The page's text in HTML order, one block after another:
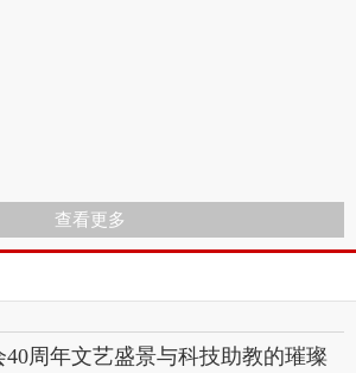
查看更多
周年文艺盛景与科技助教的璀璨